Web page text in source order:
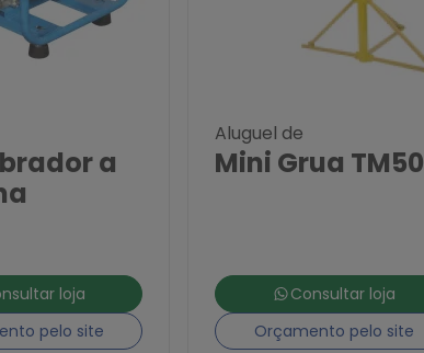
a
loja
pelo site
Aluguel de
Mini Grua
Consultar loja
Orçamento pelo site